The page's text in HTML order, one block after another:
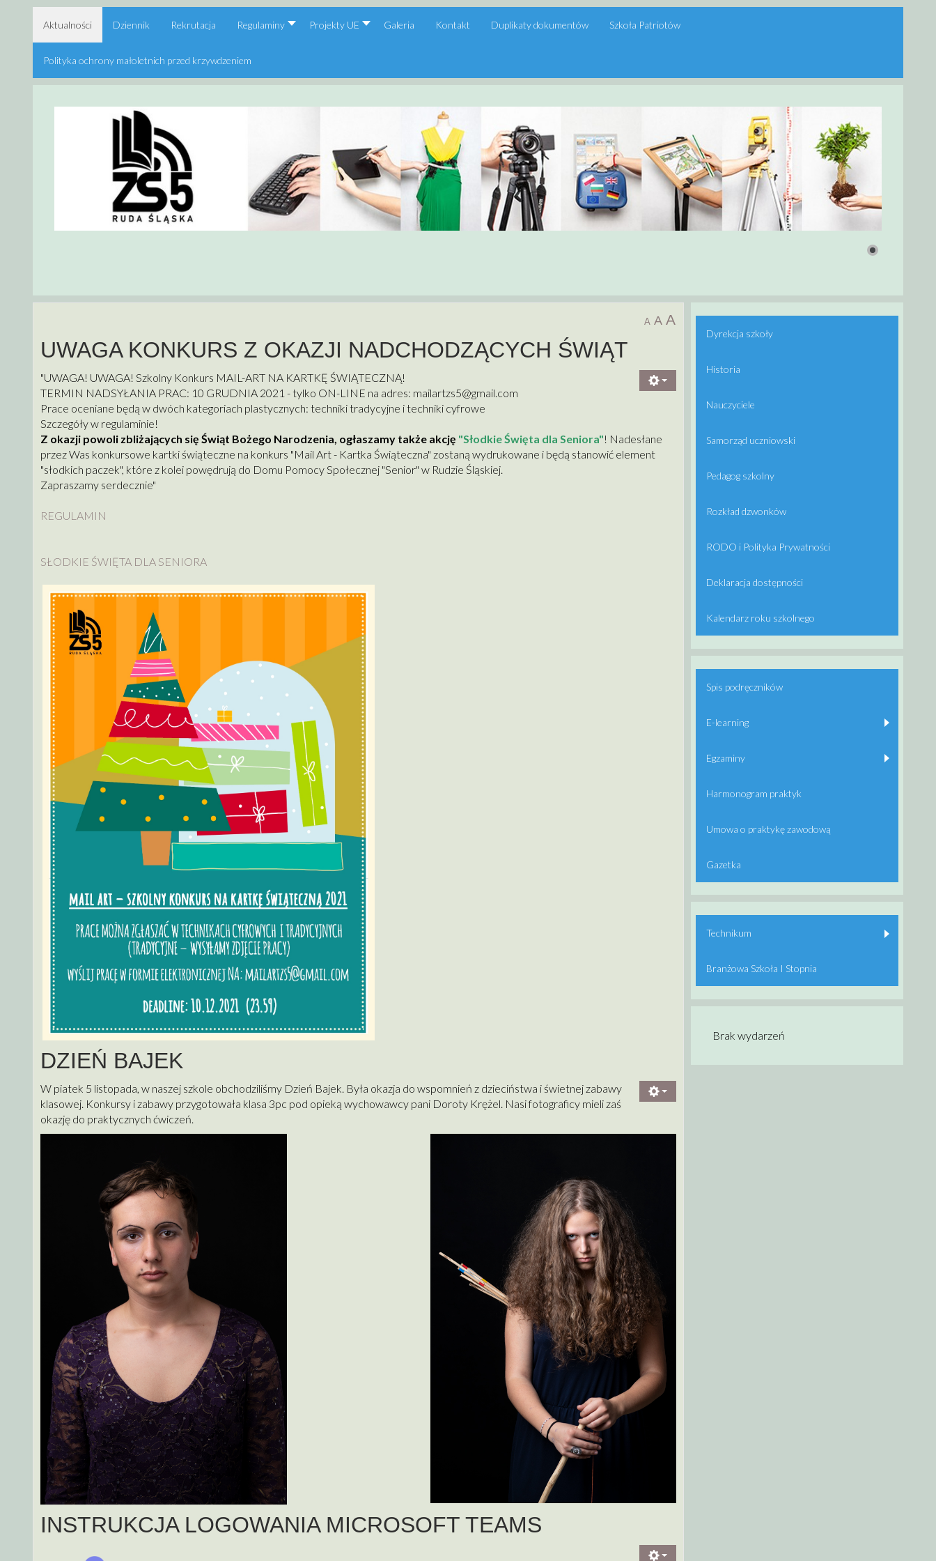
Aktualności Dziennik Rekrutacja Regulaminy Projekty UE Galeria Kontakt Duplikaty dokumentów Szkoła Patriotów
Polityka ochrony małoletnich przed krzywdzeniem
A A A
UWAGA KONKURS Z OKAZJI NADCHODZĄCYCH ŚWIĄT
"UWAGA! UWAGA! Szkolny Konkurs MAIL-ART NA KARTKĘ ŚWIĄTECZNĄ!
TERMIN NADSYŁANIA PRAC: 10 GRUDNIA 2021 - tylko ON-LINE na adres: mailartzs5@gmail.com
Prace oceniane będą w dwóch kategoriach plastycznych: techniki tradycyjne i techniki cyfrowe
Szczegóły w regulaminie!
Z okazji powoli zbliżających się Świąt Bożego Narodzenia, ogłaszamy także akcję "Słodkie Święta dla Seniora"! Nadesłane
przez Was konkursowe kartki świąteczne na konkurs "Mail Art - Kartka Świąteczna" zostaną wydrukowane i będą stanowić element
"słodkich paczek", które z kolei powędrują do Domu Pomocy Społecznej "Senior" w Rudzie Śląskiej.
Zapraszamy serdecznie"
REGULAMIN
SŁODKIE ŚWIĘTA DLA SENIORA
DZIEŃ BAJEK
W piatek 5 listopada, w naszej szkole obchodziliśmy Dzień Bajek. Była okazja do wspomnień z dzieciństwa i świetnej zabawy
klasowej. Konkursy i zabawy przygotowała klasa 3pc pod opieką wychowawcy pani Doroty Krężel. Nasi fotograficy mieli zaś
okazję do praktycznych ćwiczeń.
INSTRUKCJA LOGOWANIA MICROSOFT TEAMS
Dyrekcja szkoły
Historia
Nauczyciele
Samorząd uczniowski
Pedagog szkolny
Rozkład dzwonków
RODO i Polityka Prywatności
Deklaracja dostępności
Kalendarz roku szkolnego
Spis podręczników
E-learning
Egzaminy
Harmonogram praktyk
Umowa o praktykę zawodową
Gazetka
Technikum
Branżowa Szkoła I Stopnia
Brak wydarzeń